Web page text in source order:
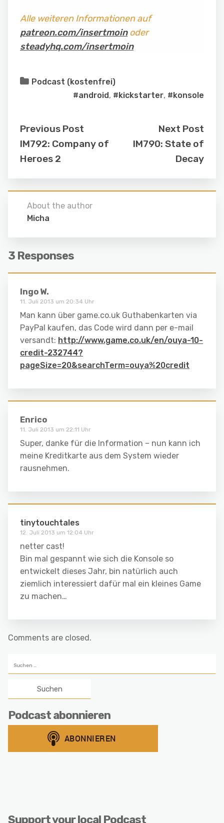
Alle weiteren Informationen auf
patreon.com/insertmoinoder
steadyhq.com/insertmoin
Podcast (kostenfrei)
#android, #kickstarter, #konsole
Previous Post
IM792: Company of
Heroes 2
Next Post
IM790: State of
Decay
About the author
Micha
3 Responses
Ingo W.
11. Juli 2013 um 20:34 Uhr
Man kann über game.co.uk Guthabenkarten via
PayPal kaufen, das Code wird dann per e-mail
versandt: http://www.game.co.uk/en/ouya-10-
credit-232744?
pageSize=20&searchTerm=ouya%20credit
Enrico
11. Juli 2013 um 22:11 Uhr
Super, danke für die Information – nun kann ich
meine Kreditkarte aus dem System wieder
rausnehmen.
tinytouchtales
12. Juli 2013 um 12:04 Uhr
netter cast!
Bin mal gespannt wie sich die Konsole so
entwickelt dieses Jahr, bin natürlich auch
ziemlich interessiert dafür mal ein kleines Game
zu machen…
Comments are closed.
nach:
Podcast abonnieren
Support your local Podcast